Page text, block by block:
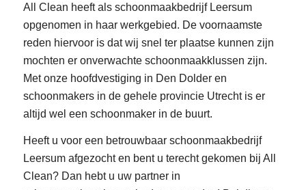
All Clean heeft als schoonmaakbedrijf Leersum
opgenomen in haar werkgebied. De voornaamste
reden hiervoor is dat wij snel ter plaatse kunnen zijn
mochten er onverwachte schoonmaakklussen zijn.
Met onze hoofdvestiging in Den Dolder en
schoonmakers in de gehele provincie Utrecht is er
altijd wel een schoonmaker in de buurt.
Heeft u voor een betrouwbaar schoonmaakbedrijf
Leersum afgezocht en bent u terecht gekomen bij All
Clean? Dan hebt u uw partner in